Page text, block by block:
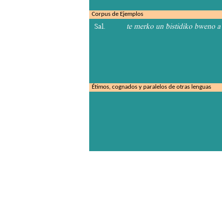
Corpus de Ejemplos
Sal. te merko un ƀistidiko bweno
Étimos, cognados y paralelos de otras lenguas